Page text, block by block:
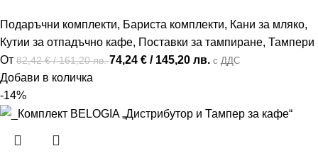
Подаръчни комплекти, Бариста комплекти, Кани за мляко,
Кутии за отпадъчно кафе, Поставки за тампиране, Тампери
От 82,42€/ 161,20 лв.74,24 € / 145,20 лв. с ДДС
Добави в количка
-14%